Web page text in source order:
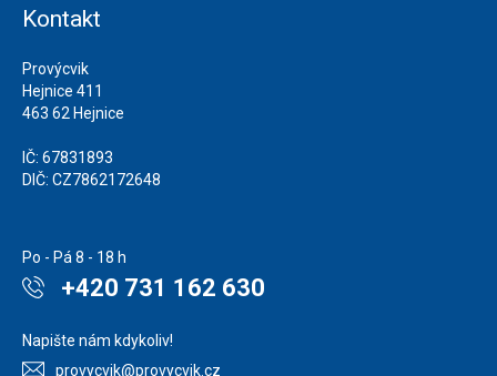
Kontakt
Provýcvik
Hejnice 411
463 62 Hejnice
IČ: 67831893
DIČ: CZ7862172648
Po - Pá 8 - 18 h
+420 731 162 630
Napište nám kdykoliv!
provycvik@provycvik.cz